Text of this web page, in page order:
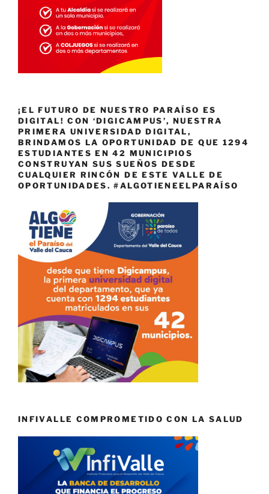
¡EL FUTURO DE NUESTRO PARAÍSO ES
DIGITAL! CON ‘DIGICAMPUS’, NUESTRA
PRIMERA UNIVERSIDAD DIGITAL,
BRINDAMOS LA OPORTUNIDAD DE QUE 1294
ESTUDIANTES EN 42 MUNICIPIOS
CONSTRUYAN SUS SUEÑOS DESDE
CUALQUIER RINCÓN DE ESTE VALLE DE
OPORTUNIDADES. #ALGOTIENEELPARAÍSO
INFIVALLE COMPROMETIDO CON LA SALUD